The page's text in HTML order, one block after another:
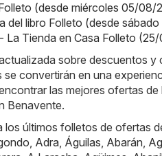
(desde miércoles 05/08/
del libro Folleto (desde
La Tienda en Casa Folleto
sobre descuentos y
convertirán en una
las mejores ofertas
Benavente.
los últimos folletos de ofertas
Adra Águilas Abarán